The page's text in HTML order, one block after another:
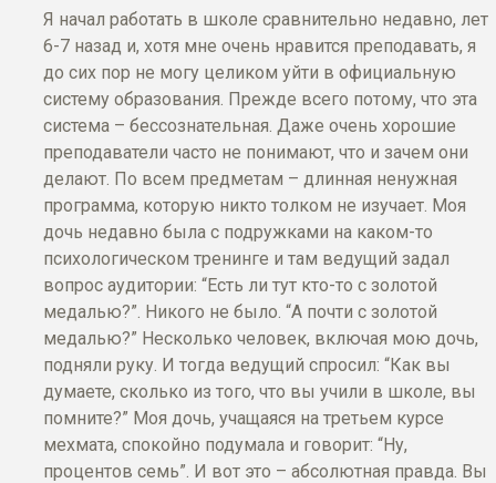
Я начал работать в школе сравнительно недавно, лет
6-7 назад и, хотя мне очень нравится преподавать, я
до сих пор не могу целиком уйти в официальную
систему образования. Прежде всего потому, что эта
система – бессознательная. Даже очень хорошие
преподаватели часто не понимают, что и зачем они
делают. По всем предметам – длинная ненужная
программа, которую никто толком не изучает. Моя
дочь недавно была с подружками на каком-то
психологическом тренинге и там ведущий задал
вопрос аудитории: “Есть ли тут кто-то с золотой
медалью?”. Никого не было. “А почти с золотой
медалью?” Несколько человек, включая мою дочь,
подняли руку. И тогда ведущий спросил: “Как вы
думаете, сколько из того, что вы учили в школе, вы
помните?” Моя дочь, учащаяся на третьем курсе
мехмата, спокойно подумала и говорит: “Ну,
процентов семь”. И вот это – абсолютная правда. Вы